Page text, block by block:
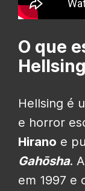
O que
Hellsing
Hellsing é
e horror
Hirano e
Gahōsha.
em 1997 e